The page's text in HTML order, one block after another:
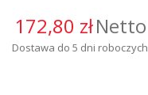
172,80 złNetto
Dostawa do 5 dni roboczych